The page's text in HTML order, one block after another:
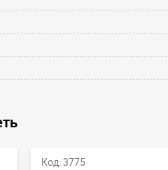
Код: 3775